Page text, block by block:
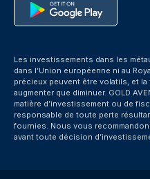
Les investissements dans les
dans l’Union européenne ni au
précieux peuvent être volatils, et
augmenter que diminuer. GOLD
matière d’investissement ou de
responsable de toute perte
fournies. Nous vous
avant toute décision